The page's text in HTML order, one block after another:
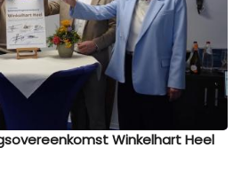
Winkelhart Heel